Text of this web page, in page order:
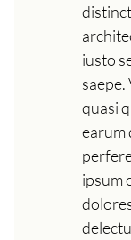
iusto
quasi
earum
ipsum